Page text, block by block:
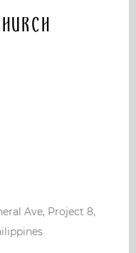
Ave, Project 8,